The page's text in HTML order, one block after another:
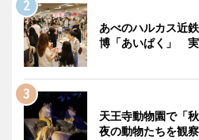
あべのハルカス近
博「あいぱく」
天王寺動物園で「
夜の動物たちを観察